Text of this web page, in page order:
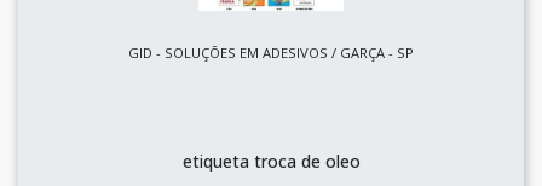
GID - SOLUÇÕES EM ADESIVOS / GARÇA - SP
etiqueta troca de oleo